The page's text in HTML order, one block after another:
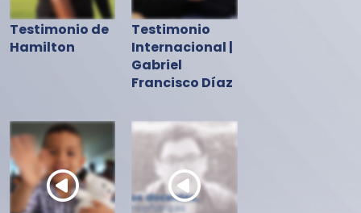
Testimonio de
Hamilton
Testimonio
Internacional |
Gabriel
Francisco Díaz